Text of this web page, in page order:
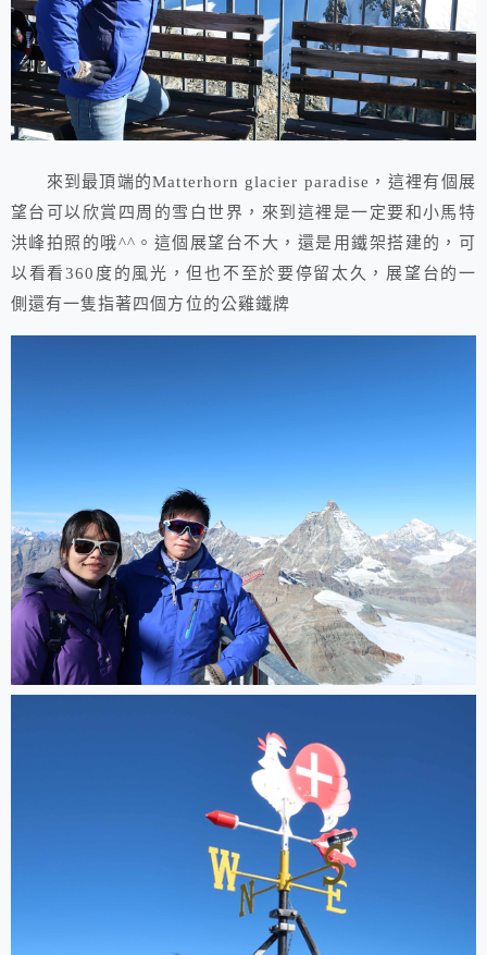
來到最頂端的Matterhorn glacier paradise，這裡有個展
望台可以欣賞四周的雪白世界，來到這裡是一定要和小馬特
洪峰拍照的哦^^。這個展望台不大，還是用鐵架搭建的，可
以看看360度的風光，但也不至於要停留太久，展望台的一
側還有一隻指著四個方位的公雞鐵牌